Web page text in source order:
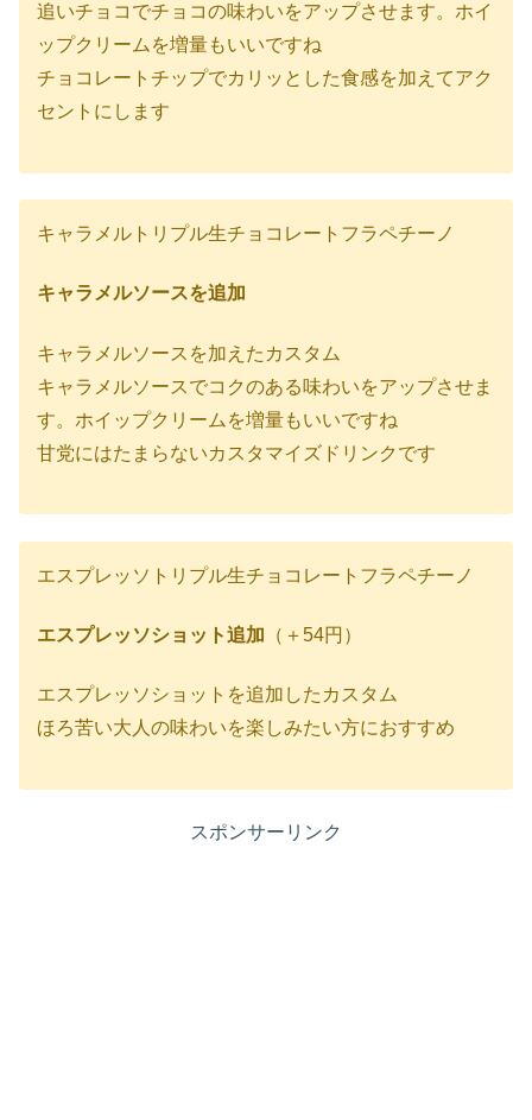
追いチョコでチョコの味わいをアップさせます。ホイ
ップクリームを増量もいいですね
チョコレートチップでカリッとした食感を加えてアク
セントにします
キャラメルトリプル生チョコレートフラペチーノ
キャラメルソースを追加
キャラメルソースを加えたカスタム
キャラメルソースでコクのある味わいをアップさせま
す。ホイップクリームを増量もいいですね
甘党にはたまらないカスタマイズドリンクです
エスプレッソトリプル生チョコレートフラペチーノ
エスプレッソショット追加 （＋54円）
エスプレッソショットを追加したカスタム
ほろ苦い大人の味わいを楽しみたい方におすすめ
スポンサーリンク